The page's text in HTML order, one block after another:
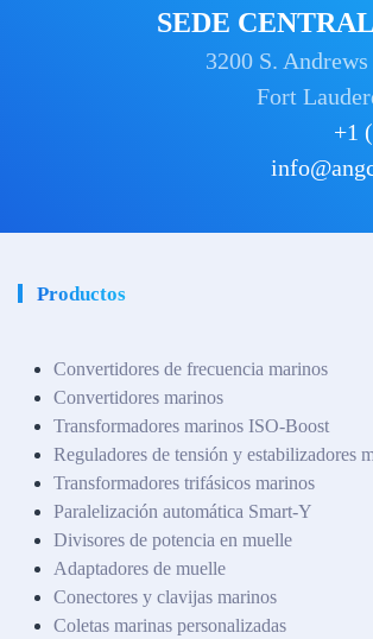
SEDE CENTRAL
3200 S.
Fort
+1
Productos
Convertidores de frecuencia marinos
Convertidores marinos
Transformadores marinos ISO-Boost
Reguladores de tensión y estabilizadores
Transformadores trifásicos marinos
Paralelización automática Smart-Y
Divisores de potencia en muelle
Adaptadores de muelle
Conectores y clavijas marinos
Coletas marinas personalizadas